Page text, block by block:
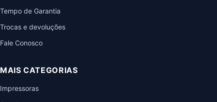
Tempo de Garantia
Trocas e devoluções
Fale Conosco
MAIS CATEGORIAS
Impressoras